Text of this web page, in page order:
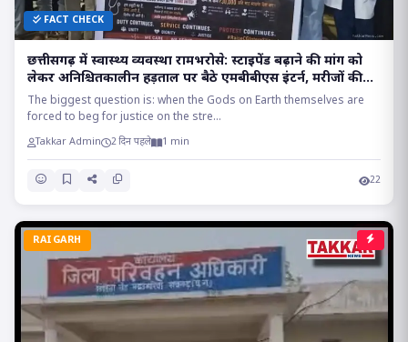
FACT CHECK
छत्तीसगढ़ में स्वास्थ्य व्यवस्था रामभरोसे: स्टाइपेंड बढ़ाने की मांग को
लेकर अनिश्चितकालीन हड़ताल पर बैठे एमबीबीएस इंटर्न, मरीजों की
सांसों पर संकट!!
The biggest question is: when the Gods on Earth themselves are
forced to beg for justice on the stre...
Takkar Admin 2 दिन पहले 1 min
22
RAIGARH